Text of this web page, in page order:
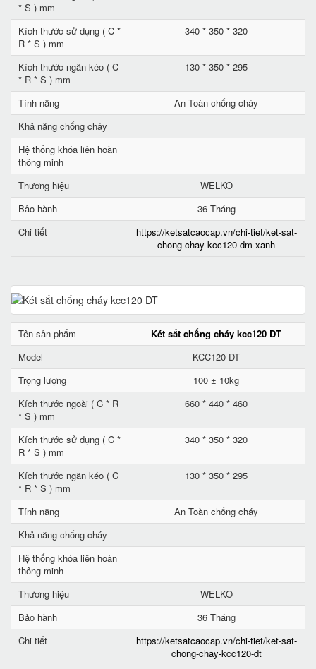
* S ) mm
Kích thước sử dụng ( C *
R * S ) mm
340 * 350 * 320
Kích thước ngăn kéo ( C
* R * S ) mm
130 * 350 * 295
Tính năng
An Toàn chống cháy
Khả năng chống cháy
Hệ thống khóa liên hoàn
thông minh
Thương hiệu
WELKO
Bảo hành
36 Tháng
Chi tiết
https://ketsatcaocap.vn/chi-tiet/ket-sat-
chong-chay-kcc120-dm-xanh
Tên sản phẩm
Két sắt chống cháy kcc120 DT
Model
KCC120 DT
Trọng lượng
100 ± 10kg
Kích thước ngoài ( C * R
* S ) mm
660 * 440 * 460
Kích thước sử dụng ( C *
R * S ) mm
340 * 350 * 320
Kích thước ngăn kéo ( C
* R * S ) mm
130 * 350 * 295
Tính năng
An Toàn chống cháy
Khả năng chống cháy
Hệ thống khóa liên hoàn
thông minh
Thương hiệu
WELKO
Bảo hành
36 Tháng
Chi tiết
https://ketsatcaocap.vn/chi-tiet/ket-sat-
chong-chay-kcc120-dt